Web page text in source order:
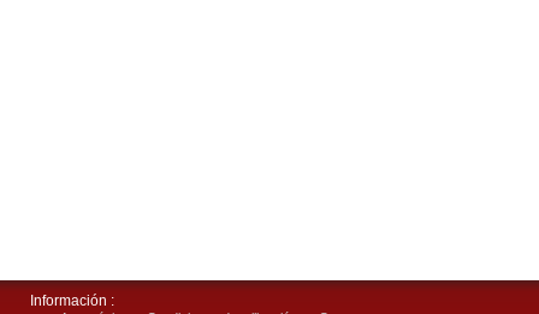
Información :